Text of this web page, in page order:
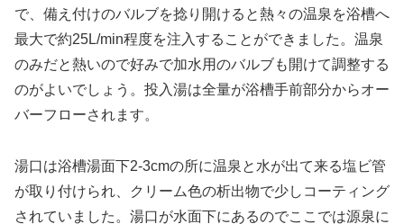
で、備え付けのバルブを捻り開けると熱々の温泉を浴槽へ
最大で約25L/min程度を注入することができました。温泉
のみだと熱いので好みで加水用のバルブも開けて調整する
のがよいでしょう。投入湯は全量が浴槽手前部分からオー
バーフローされます。
湯口は浴槽湯面下2-3cmの所に温泉と水が出て来る塩ビ管
が取り付けられ、クリーム色の析出物で少しコーティング
されていました。湯口が水面下にあるのでここでは源泉に